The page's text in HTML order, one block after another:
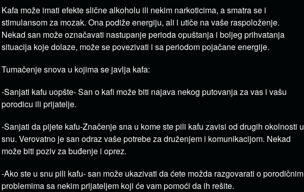
Kafa može imati efekte slične alkoholu ili nekim narkoticima, a smatra se i
stimulansom za mozak. Ona podiže energiju, ali i utiče na vaše raspoloženje.
Nekad san može označavati nastupanje perioda opuštanja i boljeg prihvatanja
situacija koje dolaze, može se povezivati i sa periodom pojačane energije.
Tumačenje snova u kojima se javlja kafa:
-Sanjati kafu uopšte- San o kafi može biti najava nekog putovanja za vas i vašu
porodicu ili prijatelje.
-Sanjati da pijete kafu-Značenje sna u kome ste pili kafu zavisi od drugih okolnosti u
snu. Verovatno je san odraz vaše potrebe za druženjem i komunikacijom. Nekad
može biti poziv za buđenje i oprez.
-Ako ste u snu pili kafu- san može ukazivati da ćete možda razgovarati o porodičnim
problemima sa nekim prijateljem koji će vam pomoći da ih rešite.